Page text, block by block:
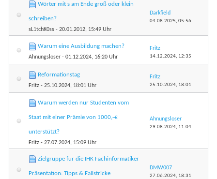
Wörter mit s am Ende groß oder klein
schreiben?
sL1tchK0ss - 20.01.2012, 15:49 Uhr
Darkfield
04.08.2025, 05:56
Warum eine Ausbildung machen?
Ahnungsloser - 01.12.2024, 16:20 Uhr
Fritz
14.12.2024, 12:35
Reformationstag
Fritz - 25.10.2024, 18:01 Uhr
Fritz
25.10.2024, 18:01
Warum werden nur Studenten vom
Staat mit einer Prämie von 1000,-€
unterstützt?
Fritz - 27.07.2024, 15:09 Uhr
Ahnungsloser
29.08.2024, 11:04
Zielgruppe für die IHK Fachinformatiker
Präsentation: Tipps & Fallstricke
DMW007
27.06.2024, 18:31